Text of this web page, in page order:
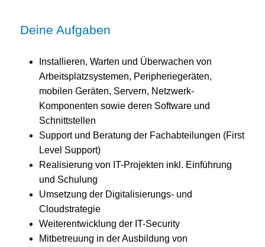
Deine Aufgaben
Installieren, Warten und Überwachen von
Arbeitsplatzsystemen, Peripheriegeräten,
mobilen Geräten, Servern, Netzwerk-
Komponenten sowie deren Software und
Schnittstellen
Support und Beratung der Fachabteilungen (First
Level Support)
Realisierung von IT-Projekten inkl. Einführung
und Schulung
Umsetzung der Digitalisierungs- und
Cloudstrategie
Weiterentwicklung der IT-Security
Mitbetreuung in der Ausbildung von